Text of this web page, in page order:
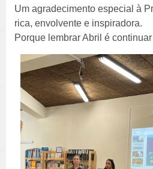
Um agradecimento especial à
rica, envolvente e inspiradora.
Porque lembrar Abril é